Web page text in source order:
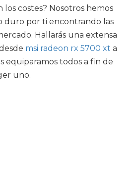
costes? Nosotros hemos
duro por ti encontrando las
Hallarás una extensa
msi radeon rx 5700 xt a
equiparamos todos a fin de
uno.